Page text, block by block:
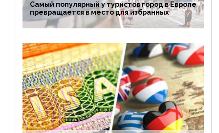
Самый популярный у туристов город в Европе
превращается в место для избранных